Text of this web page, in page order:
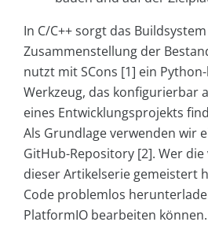
In C/C++ sorgt das
Zusammenstellung der
nutzt mit SCons [1] ein
Werkzeug, das konfigurierbar
eines Entwicklungsprojekts
Als Grundlage verwenden wir
GitHub-Repository [2]. Wer
dieser Artikelserie gemeistert
Code problemlos
PlatformIO bearbeiten können.